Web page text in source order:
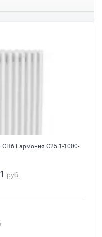
СПб Гармония С25 1-1000-
руб.